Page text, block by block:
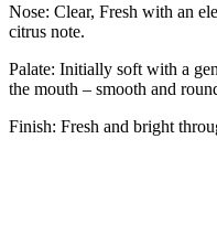
Nose: Clear, Fresh with an
citrus note.
Palate: Initially soft with a
the mouth – smooth and
Finish: Fresh and bright